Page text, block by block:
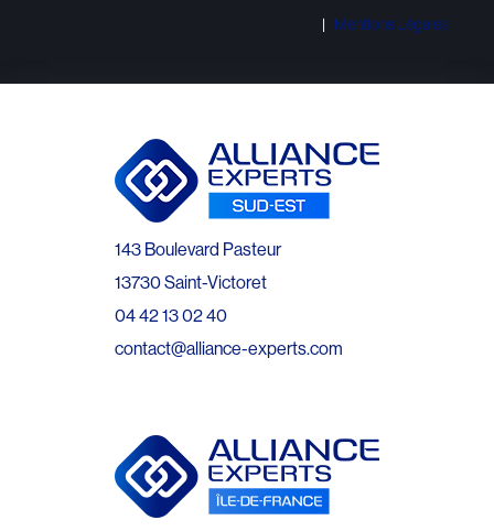
Mentions Légales
143 Boulevard Pasteur
13730 Saint-Victoret
04 42 13 02 40
contact@alliance-experts.com